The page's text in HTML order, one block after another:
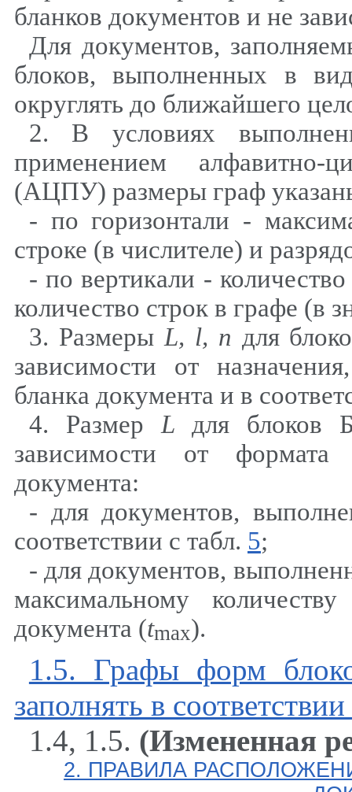
бланков документов и не
Для документов,
блоков, выполненных в
округлять до ближайшего
2. В условиях
применением алфавитно-
(АЦПУ) размеры граф
- по горизонтали -
строке (в числителе) и
- по вертикали -
количество строк в графе (в
3. РазмерыL, l, п для
зависимости от
бланка документа и в
4. РазмерL
для блоков
зависимости от
документа:
- для документов,
соответствии с табл. 5;
- для документов,
максимальному
документа (tmax).
1.5. Графы форм
заполнять в
1.4, 1.5. (Измененная
2. ПРАВИЛА